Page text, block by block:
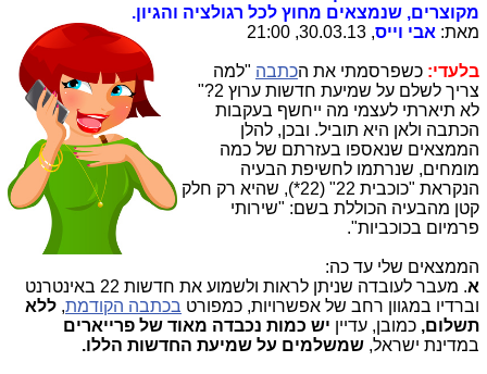
מקוצרים, שנמצאים מחוץ לכל רגולציה והגיון.
מאת: אבי וייס, 30.03.13, 21:00
בלעדי: כשפרסמתי את הכתבה "למה
צריך לשלם על שמיעת חדשות ערוץ 2?"
לא תיארתי לעצמי מה ייחשף בעקבות
הכתבה ולאן היא תוביל. ובכן, להלן
הממצאים שנאספו בעזרתם של כמה
מומחים, שנרתמו לחשיפת הבעיה
הנקראת "כוכבית 22" (22*), שהיא רק חלק
קטן מהבעיה הכוללת בשם: "שירותי
פרמיום בכוכביות".
הממצאים שלי עד כה:
א
. מעבר לעובדה שניתן לראות ולשמוע את חדשות 22 באינטרנט
וברדיו במגוון רחב של אפשרויות, כמפורט בכתבה הקודמת, ללא
תשלום, כמובן, עדיין יש כמות נכבדה מאוד של פרייארים
במדינת ישראל, שמשלמים על שמיעת החדשות הללו.